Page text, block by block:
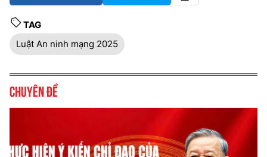
TAG
Luật An ninh mạng 2025
Chuyên đề